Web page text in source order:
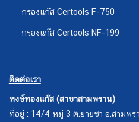
กรองแก๊ส Certools F-750
กรองแก๊ส Certools NF-199
ติดต่อเรา
หงษ์ทองแก๊ส (สาขาสามพราน)
ที่อยู่ : 14/4 หมู่ 3 ต.ยายชา อ.สามพ